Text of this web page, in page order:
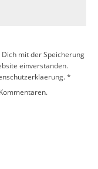
mit der Speicherung
einverstanden.
*